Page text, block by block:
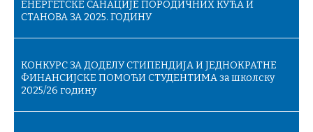
ЕНЕРГЕТСКЕ САНАЦИЈЕ ПОРОДИЧНИХ КУЋА И
СТАНОВА ЗА 2025. ГОДИНУ
КОНКУРС ЗА ДОДЕЛУ СТИПЕНДИЈА И ЈЕДНОКРАТНЕ
ФИНАНСИЈСКЕ ПОМОЋИ СТУДЕНТИМА за школску
2025/26 годину